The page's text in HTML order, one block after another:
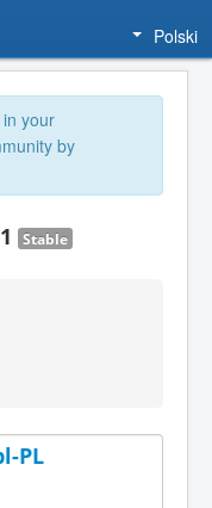
Polski
your
by
Stable
PL